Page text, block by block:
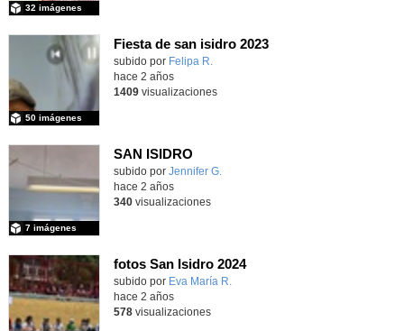
32 imágenes
Fiesta de san isidro 2023
subido por Felipa R.
50 imágenes
hace 2 años
1409visualizaciones
SAN ISIDRO
subido por Jennifer G.
7 imágenes
hace 2 años
340visualizaciones
fotos San Isidro 2024
Contenido educativo.
subido por Eva María R.
hace 2 años
578visualizaciones